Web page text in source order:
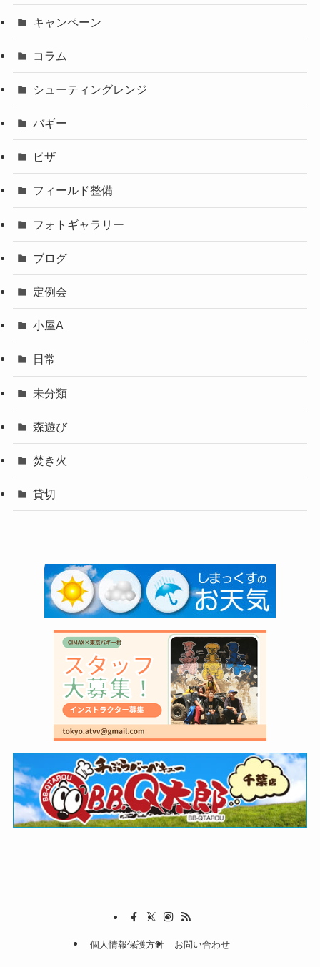
キャンペーン
コラム
シューティングレンジ
バギー
ピザ
フィールド整備
フォトギャラリー
ブログ
定例会
小屋A
日常
未分類
森遊び
焚き火
貸切
個人情報保護方針 お問い合わせ